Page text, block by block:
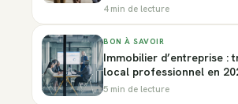
4 min de lecture
BON À SAVOIR
Immobilier d’entreprise :
local professionnel en
5 min de lecture